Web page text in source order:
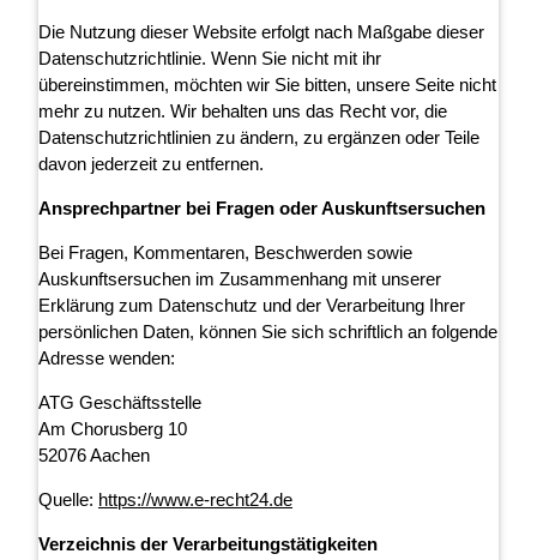
Die Nutzung dieser Website erfolgt nach Maßgabe dieser
Datenschutzrichtlinie. Wenn Sie nicht mit ihr
übereinstimmen, möchten wir Sie bitten, unsere Seite nicht
mehr zu nutzen. Wir behalten uns das Recht vor, die
Datenschutzrichtlinien zu ändern, zu ergänzen oder Teile
davon jederzeit zu entfernen.
Ansprechpartner bei Fragen oder Auskunftsersuchen
Bei Fragen, Kommentaren, Beschwerden sowie
Auskunftsersuchen im Zusammenhang mit unserer
Erklärung zum Datenschutz und der Verarbeitung Ihrer
persönlichen Daten, können Sie sich schriftlich an folgende
Adresse wenden:
ATG Geschäftsstelle
Am Chorusberg 10
52076 Aachen
Quelle: https://www.e-recht24.de
Verzeichnis der Verarbeitungstätigkeiten